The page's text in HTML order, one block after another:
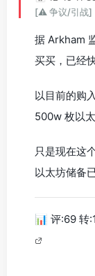
[⚠️ 争议/引战]
据 Arkham
买买，已经
以目前的购
500w 枚以
只是现在这
以太坊储备
📊 评:69 转